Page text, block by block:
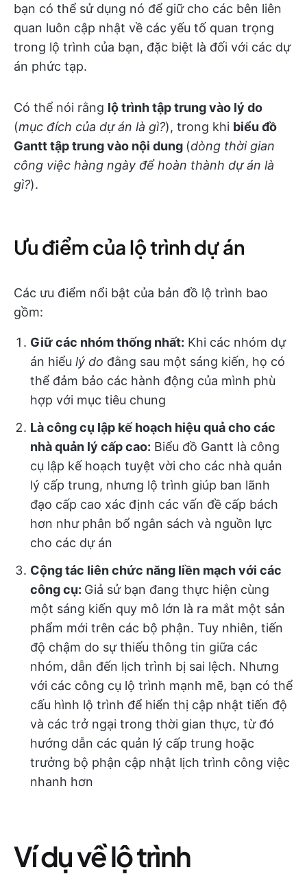
bạn có thể sử dụng nó để giữ cho các bên liên
quan luôn cập nhật về các yếu tố quan trọng
trong lộ trình của bạn, đặc biệt là đối với các dự
án phức tạp.
Có thể nói rằng lộ trình tập trung vào lý do
(mục đích của dự án là gì?), trong khi biểu đồ
Gantt tập trung vào nội dung (dòng thời gian
công việc hàng ngày để hoàn thành dự án là
gì?).
Ưu điểm của lộ trình dự án
Các ưu điểm nổi bật của bản đồ lộ trình bao
gồm:
Giữ các nhóm thống nhất: Khi các nhóm dự
án hiểu lý do đằng sau một sáng kiến, họ có
thể đảm bảo các hành động của mình phù
hợp với mục tiêu chung
Là công cụ lập kế hoạch hiệu quả cho các
nhà quản lý cấp cao: Biểu đồ Gantt là công
cụ lập kế hoạch tuyệt vời cho các nhà quản
lý cấp trung, nhưng lộ trình giúp ban lãnh
đạo cấp cao xác định các vấn đề cấp bách
hơn như phân bổ ngân sách và nguồn lực
cho các dự án
Cộng tác liên chức năng liền mạch với các
công cụ: Giả sử bạn đang thực hiện cùng
một sáng kiến quy mô lớn là ra mắt một sản
phẩm mới trên các bộ phận. Tuy nhiên, tiến
độ chậm do sự thiếu thông tin giữa các
nhóm, dẫn đến lịch trình bị sai lệch. Nhưng
với các công cụ lộ trình mạnh mẽ, bạn có thể
cấu hình lộ trình để hiển thị cập nhật tiến độ
và các trở ngại trong thời gian thực, từ đó
hướng dẫn các quản lý cấp trung hoặc
trưởng bộ phận cập nhật lịch trình công việc
nhanh hơn
Ví dụ về lộ trình